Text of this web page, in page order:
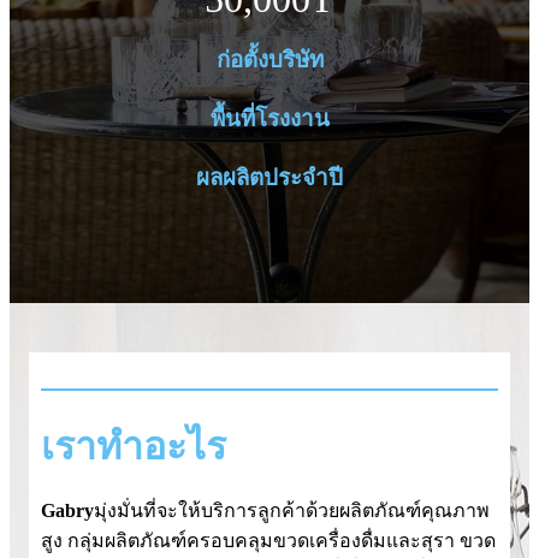
ก่อตั้งบริษัท
พื้นที่โรงงาน
ผลผลิตประจำปี
เราทำอะไร
Gabryมุ่งมั่นที่จะให้บริการลูกค้าด้วยผลิตภัณฑ์คุณภาพ
สูง กลุ่มผลิตภัณฑ์ครอบคลุมขวดเครื่องดื่มและสุรา ขวด